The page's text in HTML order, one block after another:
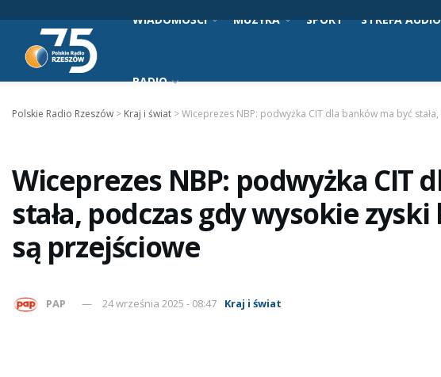
WIADOMOŚCI MUZYKA SPORT STREFA AUDIO
RADIO
Polskie Radio Rzeszów > Kraj i świat >Wiceprezes NBP: podwyżka CIT dla banków ma być
Wiceprezes NBP: podwyżka CIT
stała, podczas gdy wysokie
są przejściowe
PAP 24 września 2025 - 08:47 Kraj i świat